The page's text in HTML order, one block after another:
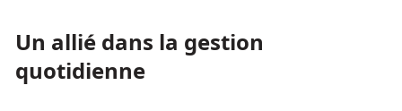
Un allié dans la gestion
quotidienne